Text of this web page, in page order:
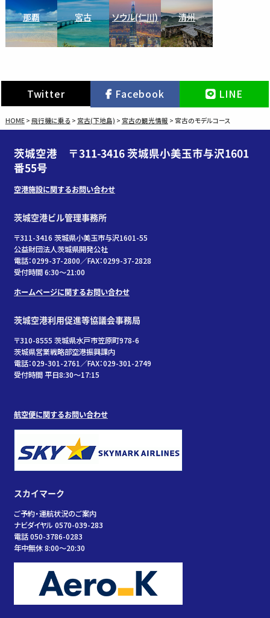
那覇 宮古 ソウル(仁川) 清州
Twitter Facebook LINE
HOME> 飛行機に乗る > 宮古(下地島) > 宮古の観光情報 > 宮古のモデルコース
茨城空港 〒311-3416 茨城県小美玉市与沢1601
番55号
空港施設に関するお問い合わせ
茨城空港ビル管理事務所
〒311-3416 茨城県小美玉市与沢1601-55
公益財団法人茨城県開発公社
電話：0299-37-2800／FAX：0299-37-2828
受付時間 6:30〜21:00
ホームページに関するお問い合わせ
茨城空港利用促進等協議会事務局
〒310-8555 茨城県水戸市笠原町978-6
茨城県営業戦略部空港振興課内
電話：029-301-2761／FAX：029-301-2749
受付時間 平日8:30～17:15
航空便に関するお問い合わせ
スカイマーク
ご予約・運航状況のご案内
ナビダイヤル 0570-039-283
電話 050-3786-0283
年中無休 8:00～20:30